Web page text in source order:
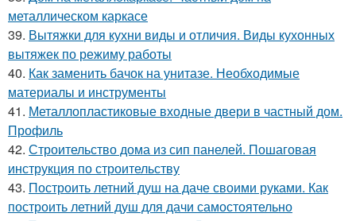
металлическом каркасе
39. Вытяжки для кухни виды и отличия. Виды кухонных
вытяжек по режиму работы
40. Как заменить бачок на унитазе. Необходимые
материалы и инструменты
41. Металлопластиковые входные двери в частный дом.
Профиль
42. Строительство дома из сип панелей. Пошаговая
инструкция по строительству
43. Построить летний душ на даче своими руками. Как
построить летний душ для дачи самостоятельно